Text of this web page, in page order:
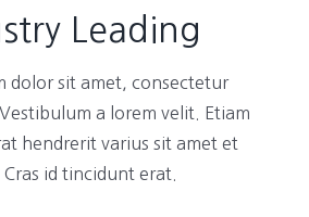
Leading
dolor sit amet, consectetur
a lorem velit. Etiam
hendrerit varius sit amet et
id tincidunt erat.